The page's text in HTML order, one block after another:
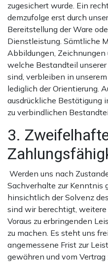
zugesichert wurde. Ein
demzufolge erst durch
Bereitstellung der Ware
Dienstleistung. Sämtliche
Abbildungen,
welche Bestandteil
sind, verbleiben in
lediglich der Orientierung.
ausdrückliche Bestätigung
zu verbindlichen
3.
Werden uns nach
Sachverhalte zur Kenntnis
hinsichtlich der Solvenz
sind wir berechtigt,
Voraus zu erbringenden
zu machen. Es steht uns
angemessene Frist zur
gewähren und vom